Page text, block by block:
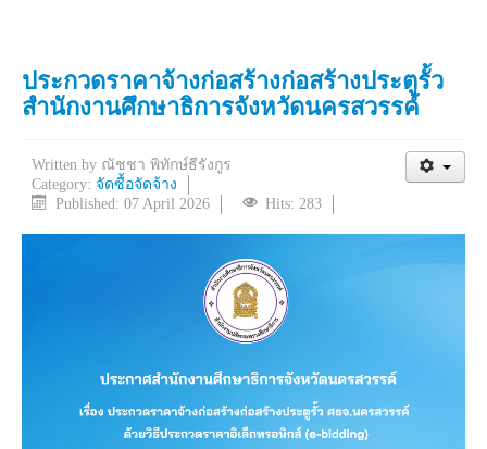
ประกวดราคาจ้างก่อสร้างก่อสร้างประตูรั้ว
สำนักงานศึกษาธิการจังหวัดนครสวรรค์
Written by ณัชชา พิทักษ์ธีรังกูร
Category: จัดซื้อจัดจ้าง
Published: 07 April 2026
Hits: 283